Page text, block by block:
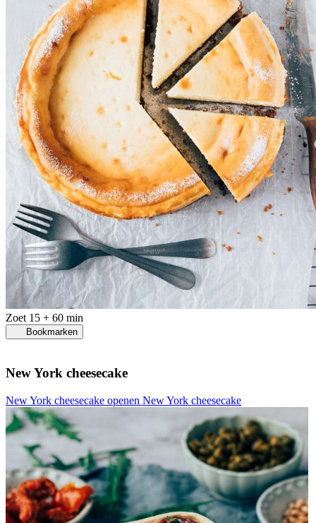
Zoet 15 + 60 min
Bookmarken
New York cheesecake
New York cheesecake openen New York cheesecake